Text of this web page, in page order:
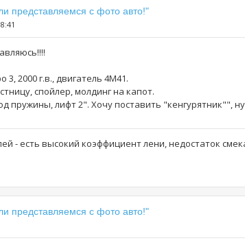
представляемся с фото авто!"
2000 г.в., двигатель 4М41.
спойлер, молдинг на капот.
пружины, лифт 2". Хочу поставить "кенгурятник"", ну
- есть высокий коэффициент лени, недостаток
представляемся с фото авто!"